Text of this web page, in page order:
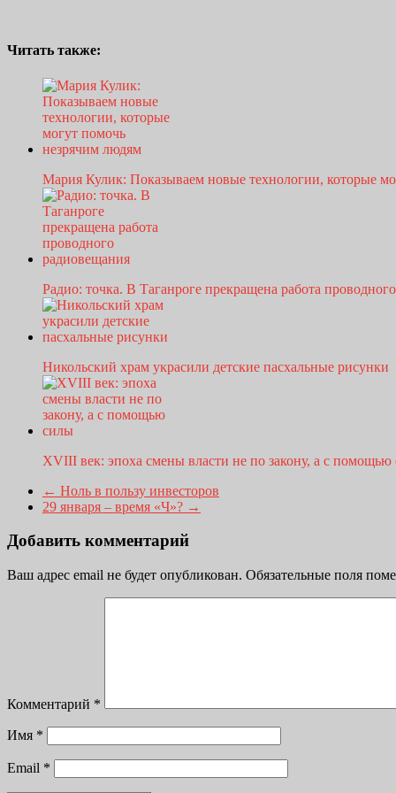
Читать также:
Мария Кулик: Показываем новые технологии, которые
Радио: точка. В Таганроге прекращена работа
Никольский храм украсили детские пасхальные рисунки
XVIII век: эпоха смены власти не по закону, а с помощью
← Ноль в пользу инвесторов
29 января – время «Ч»? →
Добавить комментарий
Ваш адрес email не будет опубликован. Обязательные поля
Комментарий *
Имя *
Email *